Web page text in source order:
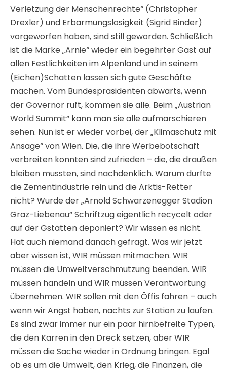
Verletzung der Menschenrechte“ (Christopher
Drexler) und Erbarmungslosigkeit (Sigrid Binder)
vorgeworfen haben, sind still geworden. Schließlich
ist die Marke „Arnie“ wieder ein begehrter Gast auf
allen Festlichkeiten im Alpenland und in seinem
(Eichen)Schatten lassen sich gute Geschäfte
machen. Vom Bundespräsidenten abwärts, wenn
der Governor ruft, kommen sie alle. Beim „Austrian
World Summit“ kann man sie alle aufmarschieren
sehen. Nun ist er wieder vorbei, der „Klimaschutz mit
Ansage“ von Wien. Die, die ihre Werbebotschaft
verbreiten konnten sind zufrieden – die, die draußen
bleiben mussten, sind nachdenklich. Warum durfte
die Zementindustrie rein und die Arktis-Retter
nicht? Wurde der „Arnold Schwarzenegger Stadion
Graz-Liebenau“ Schriftzug eigentlich recycelt oder
auf der Gstätten deponiert? Wir wissen es nicht.
Hat auch niemand danach gefragt. Was wir jetzt
aber wissen ist, WIR müssen mitmachen. WIR
müssen die Umweltverschmutzung beenden. WIR
müssen handeln und WIR müssen Verantwortung
übernehmen. WIR sollen mit den Öffis fahren – auch
wenn wir Angst haben, nachts zur Station zu laufen.
Es sind zwar immer nur ein paar hirnbefreite Typen,
die den Karren in den Dreck setzen, aber WIR
müssen die Sache wieder in Ordnung bringen. Egal
ob es um die Umwelt, den Krieg, die Finanzen, die